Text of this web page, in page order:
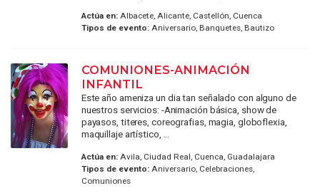
Actúa en:Albacete, Alicante, Castellón, Cuenca
Tipos de evento:Aniversario, Banquetes, Bautizo
COMUNIONES-ANIMACIÓN
INFANTIL
Este año ameniza un dia tan señalado con alguno de
nuestros servicios: -Animación básica, show de
payasos, titeres, coreografias, magia, globoflexia,
maquillaje artístico, ...
Actúa en:Avila, Ciudad Real, Cuenca, Guadalajara
Tipos de evento:Aniversario, Celebraciones,
Comuniones